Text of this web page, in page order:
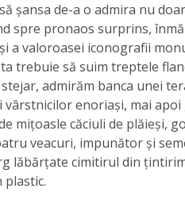
șansa de-a o admira nu
spre pronaos surprins,
a valoroasei iconografii
trebuie să suim treptele
admirăm banca unei
vârstnicilor enoriaşi, mai apoi
miţoasle căciuli de plăieşi,
veacuri, impunător şi
lăbărţate cimitirul din
plastic.